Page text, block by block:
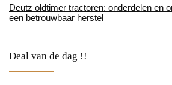
Deutz oldtimer tractoren: onderdelen en
een betrouwbaar herstel
Deal van de dag !!